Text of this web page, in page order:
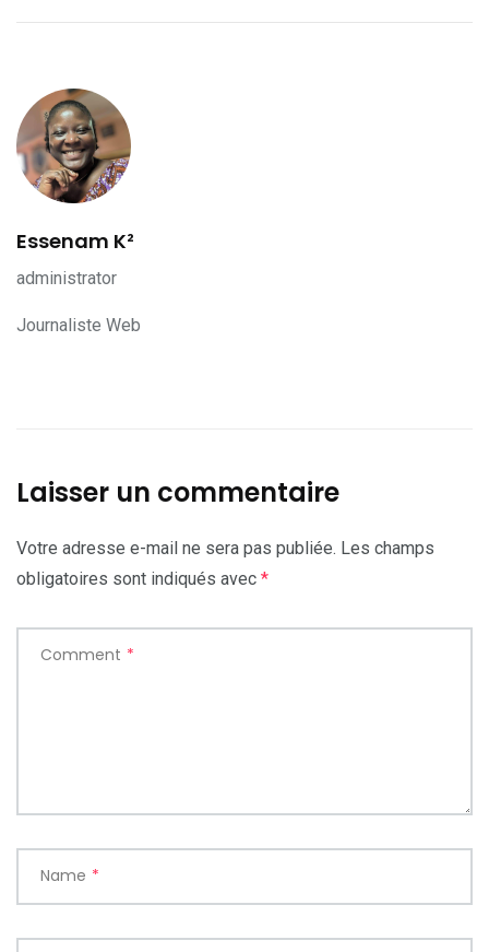
Essenam K²
administrator
Journaliste Web
Laisser un commentaire
Votre adresse e-mail ne sera pas publiée. Les champs
obligatoires sont indiqués avec *
Comment *
Name *